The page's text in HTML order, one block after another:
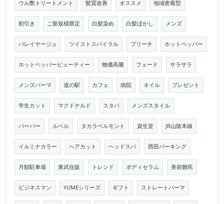
ウル艶トリートメント 髪質改善 オススメ 地域密着型
割引き ご新規様限定 白髪染め 白髪ぼかし メンズ
バレイヤージュ ツイストスパイラル ブリーチ ホットペッパー
ホットペッパービューティー 物価高騰 フェード サラサラ
メンズパーマ 道の駅 カフェ 病院 ネイル プレゼント
学生カット マクドナルド スタバ メンズスタイル
バーバー ルベル タカラベルモント 資生堂 JR山陰本線
イルミナカラー ヘアカット ヘッドスパ 西田パーキング
月額駐車場 東武住販 トレンド ボディセラム 美容難民
ビジネスマン YUMEシリーズ ギフト ストレートパーマ